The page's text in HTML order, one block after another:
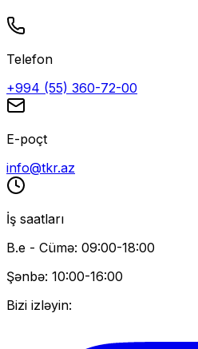
Telefon
+994 (55) 360-72-00
E-poçt
info@tkr.az
İş saatları
B.e - Cümə: 09:00-18:00
Şənbə: 10:00-16:00
Bizi izləyin: